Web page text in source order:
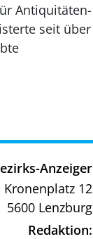
Antiquitäten-
seit über
Anzeiger
Kronenplatz 12
5600 Lenzburg
Redaktion: